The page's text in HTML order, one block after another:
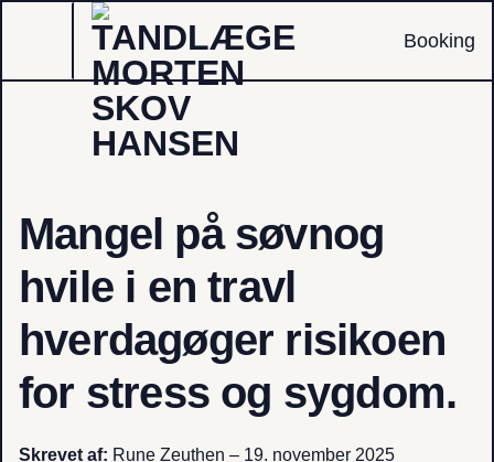
Booking
Mangel på søvnog
hvile i en travl
hverdagøger risikoen
for stress og sygdom.
Skrevet af: Rune Zeuthen – 19. november 2025